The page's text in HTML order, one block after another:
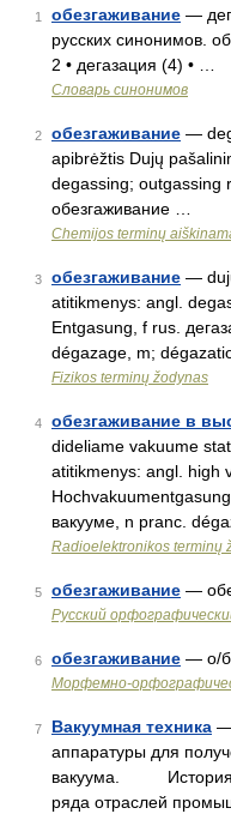
1 обезгаживание —
русских синонимов.
2 • дегазация (4) • …
Словарь синонимов
2 обезгаживание —
apibrėžtis Dujų
degassing; outgassing
обезгаживание …
Chemijos terminų
3 обезгаживание —
atitikmenys: angl.
Entgasung, f rus.
dégazage, m;
Fizikos terminų žodynas
4 обезгаживание в
dideliame vakuume
atitikmenys: angl. high
вакууме, n pranc.
Radioelektronikos terminų
5 обезгаживание —
Русский
6 обезгаживание — о/
Морфемно-
7 Вакуумная техника —
аппаратуры для
вакуума. История
ряда отраслей